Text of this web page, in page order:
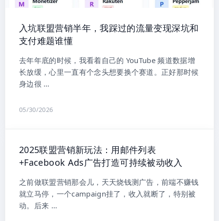
入坑联盟营销半年，我踩过的流量变现深坑和
支付难题谁懂
去年年底的时候，我看着自己的 YouTube 频道数据增
长放缓，心里一直有个念头想要换个赛道。正好那时候
身边很 …
05/30/2026
2025联盟营销新玩法：用邮件列表
+Facebook Ads广告打造可持续被动收入
之前做联盟营销那会儿，天天烧钱测广告，前端不赚钱
就立马停，一个campaign挂了，收入就断了，特别被
动。后来 …